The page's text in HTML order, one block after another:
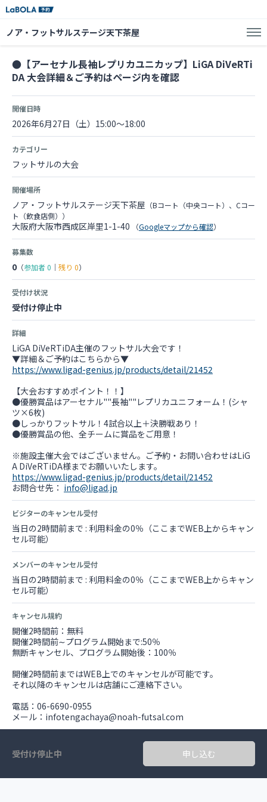
ノア・フットサルステージ天下茶屋
●【アーセナル長袖レプリカユニカップ】LiGA DiVeRTi
DA 大会詳細＆ご予約はページ内を確認
開催日時
2026年6月27日（土）15:00～18:00
カテゴリー
フットサルの大会
開催場所
ノア・フットサルステージ天下茶屋 （Bコート（中央コート）、Cコー
ト（飲食店側））
大阪府大阪市西成区岸里1-1-40 （Googleマップから確認）
募集数
0 （参加者0 ｜ 残り 0）
受付け状況
受付け停止中
詳細
LiGA DiVeRTiDA主催のフットサル大会です！
https://www.ligad-genius.jp/products/detail/21452
【大会おすすめポイント！！】
●優勝賞品はアーセナル""長袖""レプリカユニフォーム！(シャ
ツ×6枚)
●しっかりフットサル！4試合以上＋決勝戦あり！
●優勝賞品の他、全チームに賞品をご用意！
※施設主催大会ではございません。ご予約・お問い合わせはLiG
https://www.ligad-genius.jp/products/detail/21452
お問合せ先： info@ligad.jp
ビジターのキャンセル受付
当日の2時間前まで : 利用料金の0％（ここまでWEB上からキャン
セル可能）
メンバーのキャンセル受付
当日の2時間前まで : 利用料金の0％（ここまでWEB上からキャン
セル可能）
キャンセル規約
開催2時間前：無料
開催2時間前∼プログラム開始まで:50％
無断キャンセル、プログラム開始後：100％
開催2時間前まではWEB上でのキャンセルが可能です。
それ以降のキャンセルは店舗にご連絡下さい。
電話：06-6690-0955
メール：infotengachaya@noah-futsal.com
受付け停止中 申し込む